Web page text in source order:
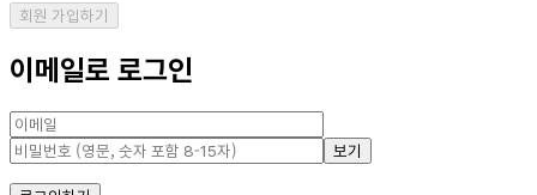
회원 가입하기
이메일로 로그인
보기